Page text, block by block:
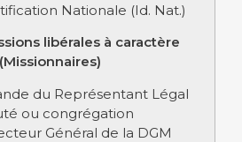
Nationale (Id. Nat.)
libérales à caractère
du Représentant Légal
ou congrégation
Général de la DGM